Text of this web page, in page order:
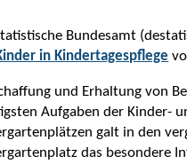
Bundesamt
in Kindertagespflege
und Erhaltung von
Aufgaben der Kinder-
galt in den
das besondere